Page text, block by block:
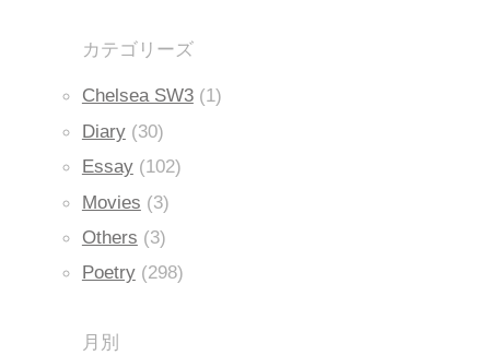
カテゴリーズ
Chelsea SW3(1)
Diary(30)
Essay(102)
Movies (3)
Others (3)
Poetry(298)
月別